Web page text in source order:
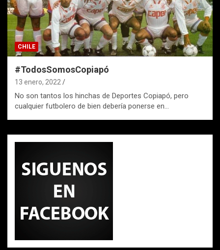
CHILE
#TodosSomosCopiapó
13 enero, 2022
No son tantos los hinchas de Deportes Copiapó, pero
cualquier futbolero de bien debería ponerse en…